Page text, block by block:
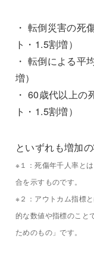
・ 転倒災害の死
ト・1.5割増）
・ 転倒による平
増）
・ 60歳代以上
ト・1.5割増）
といずれも増加
※１：死傷年千人率と
合を示すものです。
※２：アウトカム指標
的な数値や指標のこと
ためのもの」です。